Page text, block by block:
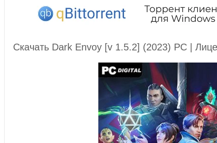
Скачать Dark Envoy [v 1.5.2] (2023) PC |